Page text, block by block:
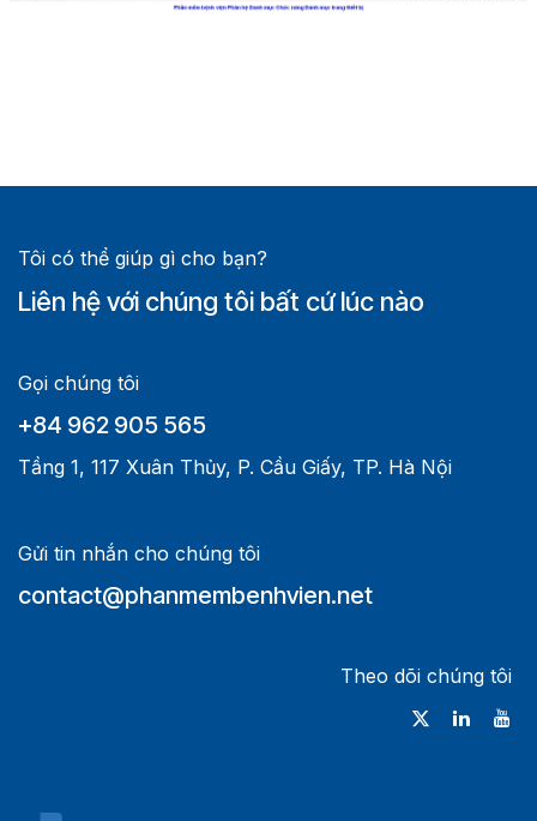
Tôi có thể giúp gì cho bạn?
Liên hệ với chúng tôi bất cứ lúc nào
Gọi chúng tôi
+84 962 905 565
Tầng 1, 117 Xuân Thủy, P. Cầu Giấy, TP. Hà Nội
Gửi tin nhắn cho chúng tôi
contact@phanmembenhvien.net
Theo dõi chúng tôi